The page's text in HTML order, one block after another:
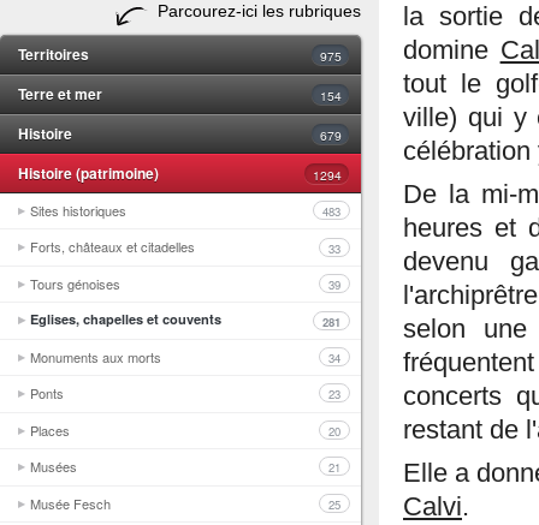
Parcourez-ici les rubriques
Territoires 975
Terre et mer 154
Histoire 679
Histoire (patrimoine) 1294
Sites historiques 483
Forts, châteaux et citadelles 33
Tours génoises 39
Eglises, chapelles et couvents 281
Monuments aux morts 34
Ponts 23
Places 20
Musées 21
Musée Fesch 25
la sortie
domine
tout le
ville) qui y
De la mi-
heures et
devenu
selon une
concerts
restant de
Elle a
Calvi.